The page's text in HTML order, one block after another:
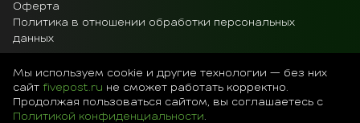
Оферта
Политика в отношении обработки персональных
данных
Остались вопросы?
Мы используем cookie и другие технологии — без них
сайт fivepost.ru не сможет работать корректно.
Продолжая пользоваться сайтом, вы соглашаетесь с
Политикой конфиденциальности.